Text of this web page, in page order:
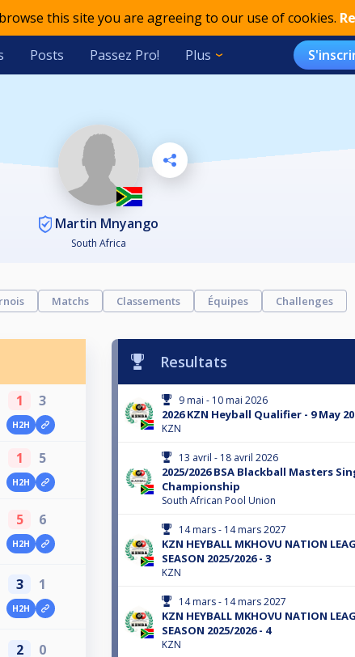
this site you are agreeing to our use of cookies.
Posts Passez Pro! Plus
Martin Mnyango
South Africa
Matchs Classements Équipes Challenges
1 3
H2H
1 5
H2H
5 6
H2H
3 1
H2H
2 0
Resultats
9 mai - 10 mai 2026
2026 KZN Heyball Qualifier - 9 May
KZN
13 avril - 18 avril 2026
2025/2026 BSA Blackball Masters
Championship
South African Pool Union
14 mars - 14 mars 2027
KZN HEYBALL MKHOVU NATION
SEASON 2025/2026 - 3
KZN
14 mars - 14 mars 2027
KZN HEYBALL MKHOVU NATION
SEASON 2025/2026 - 4
KZN